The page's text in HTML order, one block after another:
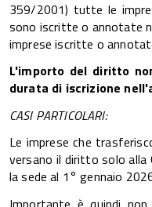
359/2001) tutte le
sono iscritte o annotate
imprese iscritte o
L'importo del diritto
durata di iscrizione
CASI PARTICOLARI:
Le imprese che
versano il diritto solo alla
la sede al 1° gennaio